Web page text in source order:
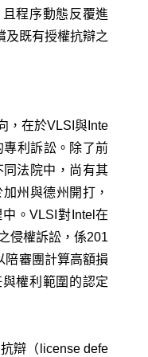
程序動態反覆進
及既有授權抗辯之
，在於VLSI與Inte
專利訴訟。除了前
法院中，尚有其
州與德州開打，
。VLSI對Intel在
侵權訴訟，係201
陪審團計算高額損
權利範圍的認定
辯（license defe